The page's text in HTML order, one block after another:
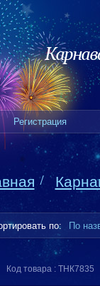
Регистрация
по: По
Код товара : ТНК7835